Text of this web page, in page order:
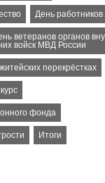
День работников
ветеранов органов
войск МВД России
перекрёстках
фонда
Итоги